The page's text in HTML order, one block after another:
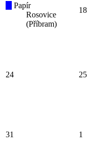
Papír
Rosovice
(Příbram)
18
24 25
31 1